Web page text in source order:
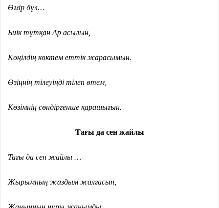
Өмір бұл…
Биік тұтқан Ар асылын,
Көңілдің көктем еттік жарасымын.
Өзіңнің тілеуіңді тілеп өтем,
Көзімнің сөндіргенше қарашығын.
Тағы да сен жайлы
Тағы да сен жайлы …
Жырымның жаздым жалғасын,